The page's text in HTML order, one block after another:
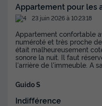
Appartement pour les
23 juin 2026 à 10:23:18
Appartement confortable
numéroté et très proche
était malheureusement
sonore la nuit. Il faut
l'arrière de l'immeuble. A
Guido S
Indifférence